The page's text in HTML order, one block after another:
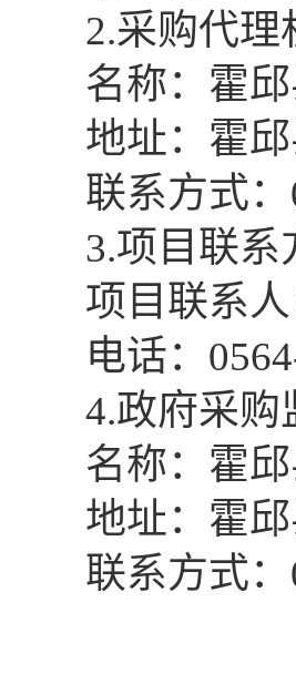
2.采购代理
名称：霍
地址：霍
联系方式：
3.项目联系
项目联系
电话：
4.政府采购
名称：霍
地址：霍
联系方式：